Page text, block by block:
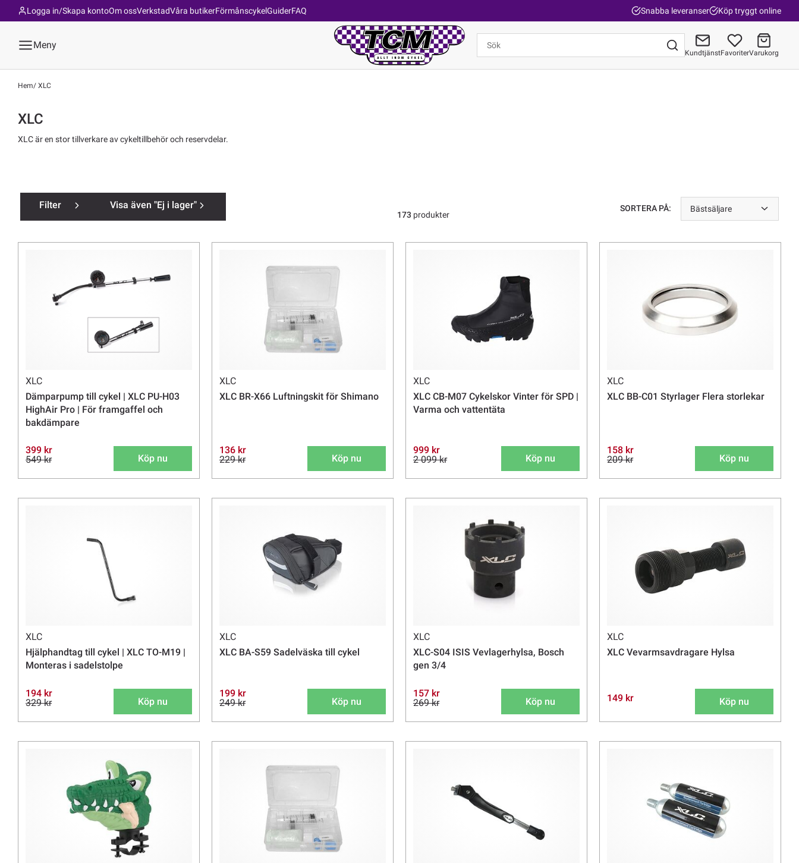
Om ossVerkstadVåra butikerFörmånscykelGuiderFAQ
Logga in/Skapa konto Snabba leveranser Köp tryggt online
Meny
KundtjänstFavoriterVarukorg
Hem XLC
XLC
XLC är en stor tillverkare av cykeltillbehör och reservdelar.
Filter Visa även "Ej i lager" SORTERA PÅ: Bästsäljare
173 produkter
XLC
Dämparpump till cykel | XLC PU-H03
HighAir Pro | För framgaffel och
bakdämpare
399 kr
549 kr
Köp nu
XLC
XLC BR-X66 Luftningskit för Shimano
136 kr
229 kr
Köp nu
XLC
XLC CB-M07 Cykelskor Vinter för SPD |
Varma och vattentäta
999 kr
2 099 kr
Köp nu
XLC
XLC BB-C01 Styrlager Flera storlekar
158 kr
209 kr
Köp nu
XLC
Hjälphandtag till cykel | XLC TO-M19 |
Monteras i sadelstolpe
194 kr
329 kr
Köp nu
XLC
XLC BA-S59 Sadelväska till cykel
199 kr
249 kr
Köp nu
XLC
XLC-S04 ISIS Vevlagerhylsa, Bosch
gen 3/4
157 kr
269 kr
Köp nu
XLC
XLC Vevarmsavdragare Hylsa
149 kr Köp nu